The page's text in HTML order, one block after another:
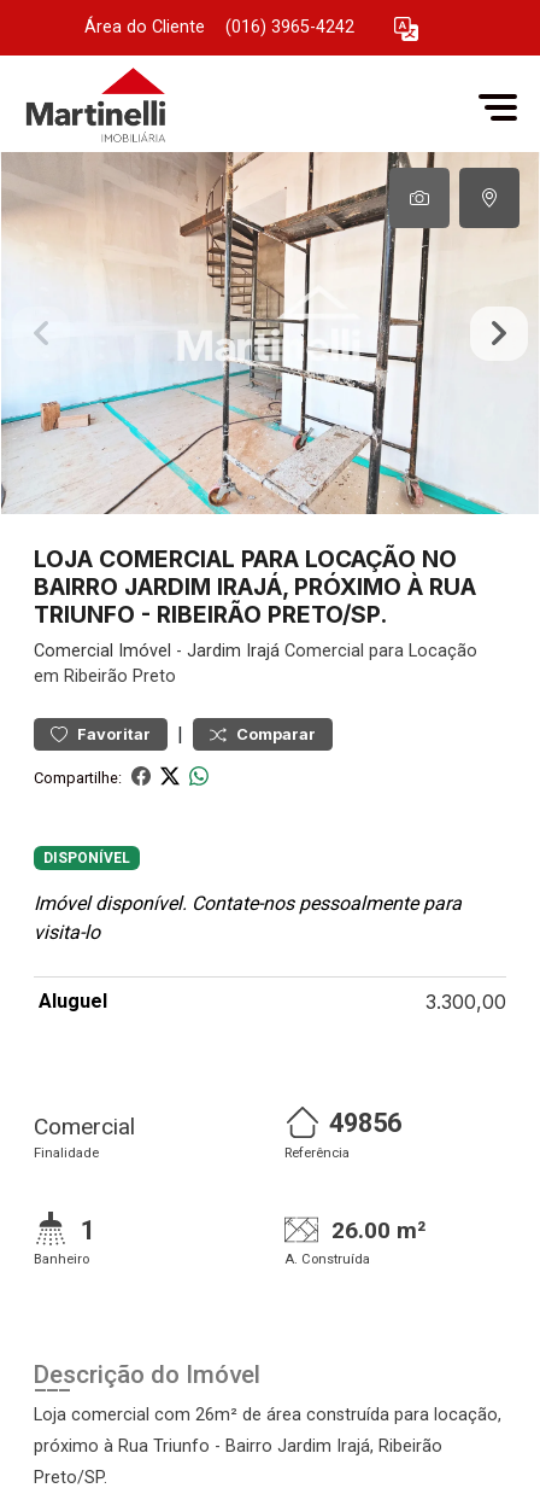
Área do Cliente (016) 3965-4242
LOJA COMERCIAL PARA LOCAÇÃO NO
BAIRRO JARDIM IRAJÁ, PRÓXIMO À RUA
TRIUNFO - RIBEIRÃO PRETO/SP.
Comercial Imóvel - Jardim Irajá Comercial para Locação
em Ribeirão Preto
Favoritar | Comparar
Compartilhe:
DISPONÍVEL
Imóvel disponível. Contate-nos pessoalmente para
visita-lo
Aluguel 3.300,00
Comercial
Finalidade
49856
Referência
1
Banheiro
26.00 m²
A. Construída
Descrição do Imóvel
Loja comercial com 26m² de área construída para locação,
próximo à Rua Triunfo - Bairro Jardim Irajá, Ribeirão
Preto/SP.